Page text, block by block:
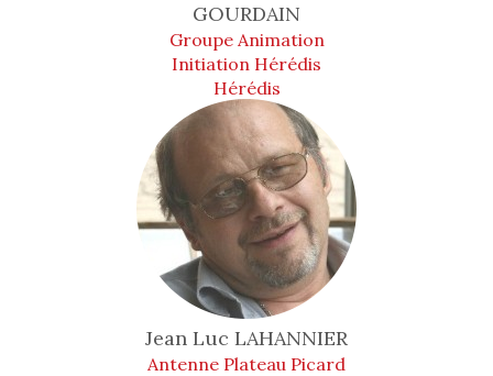
GOURDAIN
Groupe Animation
Initiation Hérédis
Hérédis
Jean Luc LAHANNIER
Antenne Plateau Picard